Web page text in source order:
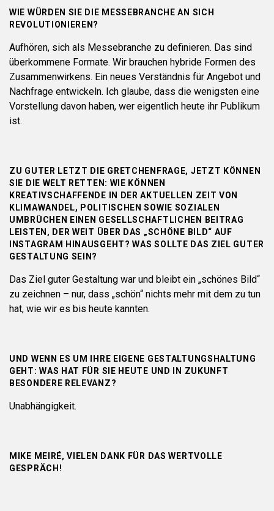
WIE WÜRDEN SIE DIE MESSEBRANCHE AN SICH
REVOLUTIONIEREN?
Aufhören, sich als Messebranche zu definieren. Das sind
überkommene Formate. Wir brauchen hybride Formen des
Zusammenwirkens. Ein neues Verständnis für Angebot und
Nachfrage entwickeln. Ich glaube, dass die wenigsten eine
Vorstellung davon haben, wer eigentlich heute ihr Publikum
ist.
ZU GUTER LETZT DIE GRETCHENFRAGE, JETZT KÖNNEN
SIE DIE WELT RETTEN: WIE KÖNNEN
KREATIVSCHAFFENDE IN DER AKTUELLEN ZEIT VON
KLIMAWANDEL, POLITISCHEN SOWIE SOZIALEN
UMBRÜCHEN EINEN GESELLSCHAFTLICHEN BEITRAG
LEISTEN, DER WEIT ÜBER DAS „SCHÖNE BILD“ AUF
INSTAGRAM HINAUSGEHT? WAS SOLLTE DAS ZIEL GUTER
GESTALTUNG SEIN?
Das Ziel guter Gestaltung war und bleibt ein „schönes Bild“
zu zeichnen – nur, dass „schön“ nichts mehr mit dem zu tun
hat, wie wir es bis heute kannten.
UND WENN ES UM IHRE EIGENE GESTALTUNGSHALTUNG
GEHT: WAS HAT FÜR SIE HEUTE UND IN ZUKUNFT
BESONDERE RELEVANZ?
Unabhängigkeit.
MIKE MEIRÉ, VIELEN DANK FÜR DAS WERTVOLLE
GESPRÄCH!